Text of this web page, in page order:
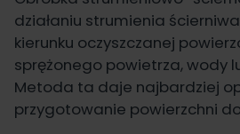
działaniu strumienia
kierunku oczyszczanej
sprężonego powietrza, wody
Metoda ta daje najbardziej
przygotowanie powierzchni